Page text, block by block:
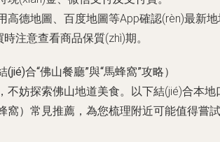
高德地圖、百度地圖等App確認(rèn)最新
注意查看商品保質(zhì)期。
合“佛山餐廳”與“馬蜂窩”攻略）
不妨探索佛山地道美食。以下結(jié)合本地
窩）常見推薦，為您梳理附近可能值得嘗試